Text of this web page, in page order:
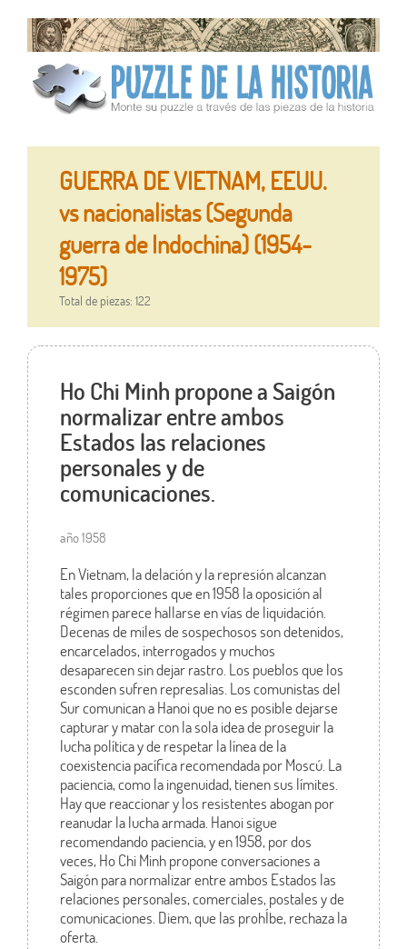
GUERRA DE VIETNAM, EEUU.
vs nacionalistas (Segunda
guerra de Indochina) (1954-
1975)
Total de piezas: 122
Ho Chi Minh propone a Saigón
normalizar entre ambos
Estados las relaciones
personales y de
comunicaciones.
año 1958
En Vietnam, la delación y la represión alcanzan
tales proporciones que en 1958 la oposición al
régimen parece hallarse en vías de liquidación.
Decenas de miles de sospechosos son detenidos,
encarcelados, interrogados y muchos
desaparecen sin dejar rastro. Los pueblos que los
esconden sufren represalias. Los comunistas del
Sur comunican a Hanoi que no es posible dejarse
capturar y matar con la sola idea de proseguir la
lucha política y de respetar la línea de la
coexistencia pacífica recomendada por Moscú. La
paciencia, como la ingenuidad, tienen sus límites.
Hay que reaccionar y los resistentes abogan por
reanudar la lucha armada. Hanoi sigue
recomendando paciencia, y en 1958, por dos
veces, Ho Chi Minh propone conversaciones a
Saigón para normalizar entre ambos Estados las
relaciones personales, comerciales, postales y de
comunicaciones. Diem, que las prohÍbe, rechaza la
oferta.